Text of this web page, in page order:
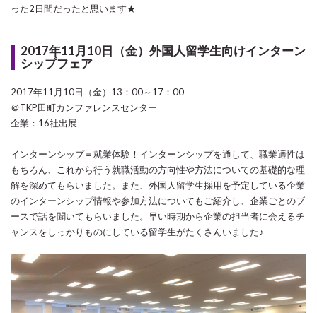
った2日間だったと思います★
2017年11月10日（金）外国人留学生向けインターン
シップフェア
2017年11月10日（金）13：00～17：00
＠TKP田町カンファレンスセンター
企業：16社出展
インターンシップ＝就業体験！インターンシップを通して、職業適性は
もちろん、これから行う就職活動の方向性や方法についての基礎的な理
解を深めてもらいました。また、外国人留学生採用を予定している企業
のインターンシップ情報や参加方法についてもご紹介し、企業ごとのブ
ースで話を聞いてもらいました。早い時期から企業の担当者に会えるチ
ャンスをしっかりものにしている留学生がたくさんいました♪